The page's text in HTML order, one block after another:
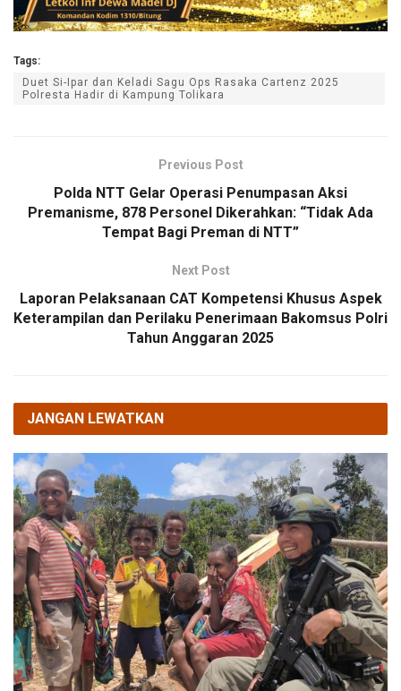
Tags:
Duet Si-Ipar dan Keladi Sagu Ops Rasaka Cartenz 2025
Polresta Hadir di Kampung Tolikara
Previous Post
Polda NTT Gelar Operasi Penumpasan Aksi
Premanisme, 878 Personel Dikerahkan: “Tidak Ada
Tempat Bagi Preman di NTT”
Next Post
Laporan Pelaksanaan CAT Kompetensi Khusus Aspek
Keterampilan dan Perilaku Penerimaan Bakomsus Polri
Tahun Anggaran 2025
JANGAN LEWATKAN